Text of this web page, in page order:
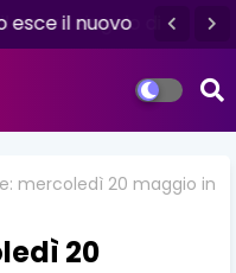
esce il nuovo
mercoledì 20 maggio in
20